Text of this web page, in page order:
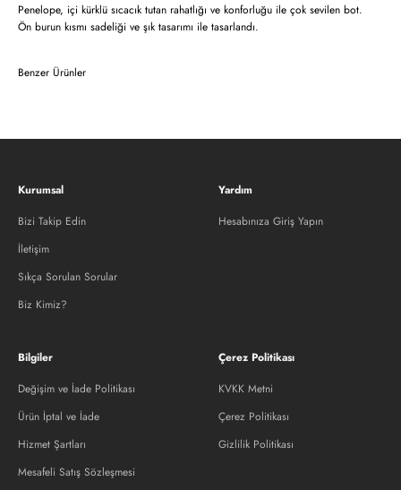
Penelope, içi kürklü sıcacık tutan rahatlığı ve konforluğu ile çok sevilen bot.
Ön burun kısmı sadeliği ve şık tasarımı ile tasarlandı.
Benzer Ürünler
Kurumsal
Bizi Takip Edin
İletişim
Sıkça Sorulan Sorular
Biz Kimiz?
Yardım
Hesabınıza Giriş Yapın
Bilgiler
Değişim ve İade Politikası
Ürün İptal ve İade
Hizmet Şartları
Mesafeli Satış Sözleşmesi
Çerez Politikası
KVKK Metni
Çerez Politikası
Gizlilik Politikası